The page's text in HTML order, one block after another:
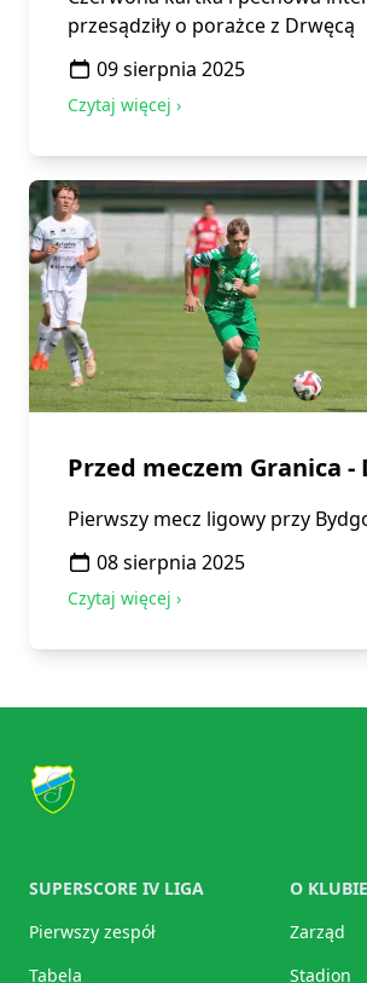
przesądziły o porażce z Drwęcą
09 sierpnia 2025
Czytaj więcej ›
Przed meczem Granica -
Pierwszy mecz ligowy przy
08 sierpnia 2025
Czytaj więcej ›
KKS Granica Kętrzyn
SUPERSCORE IV LIGA
Pierwszy zespół
Tabela
O KLUBIE
Zarząd
Stadion